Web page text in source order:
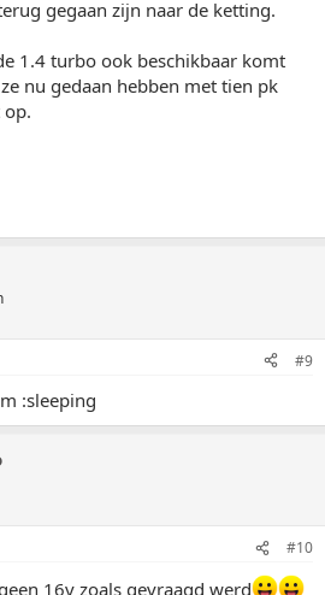
gegaan zijn naar de ketting.
1.4 turbo ook beschikbaar komt
nu gedaan hebben met tien pk
#9
:sleeping
#10
16v zoals gevraagd werd